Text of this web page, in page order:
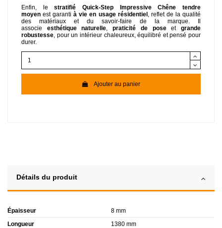
Enfin, lestratifié Quick-Step Impressive Chêne tendre
moyen est garantià vie en usage résidentiel, reflet de la qualité
des matériaux et du savoir-faire de la marque. Il
associe esthétique naturelle ,praticité de poseetgrande
robustesse , pour un intérieur chaleureux, équilibré et pensé pour
durer.
Ajouter au panier
Détails du produit
Épaisseur
8 mm
Longueur
1380 mm